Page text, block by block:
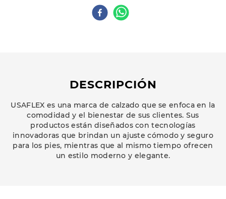
DESCRIPCIÓN
USAFLEX es una marca de calzado que se enfoca en la
comodidad y el bienestar de sus clientes. Sus
productos están diseñados con tecnologías
innovadoras que brindan un ajuste cómodo y seguro
para los pies, mientras que al mismo tiempo ofrecen
un estilo moderno y elegante.